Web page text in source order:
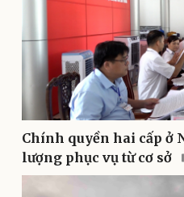
Chính quyền hai cấp ở
lượng phục vụ từ cơ sở